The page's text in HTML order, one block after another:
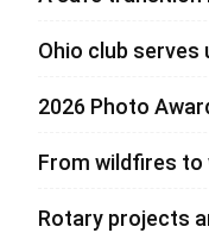
Ohio club serves
2026 Photo
From wildfires to
Rotary projects